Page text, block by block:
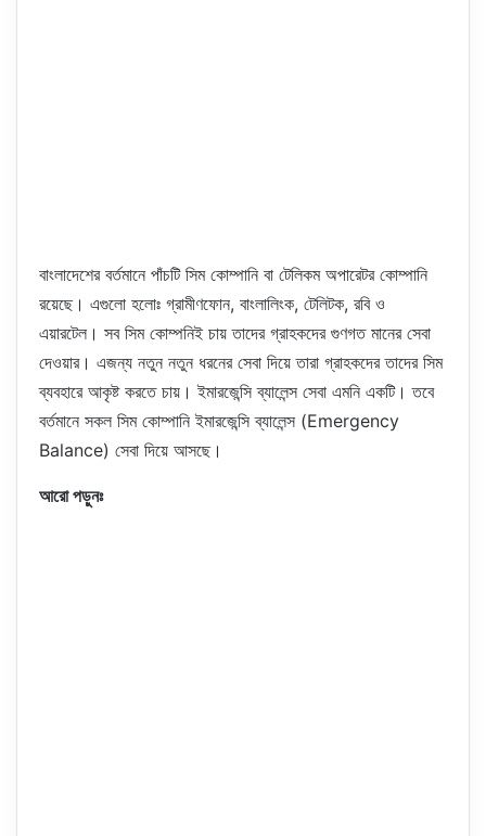
বাংলাদেশের বর্তমানে পাঁচটি সিম কোম্পানি বা টেলিকম অপারেটর কোম্পানি
রয়েছে। এগুলো হলোঃ গ্রামীণফোন, বাংলালিংক, টেলিটক, রবি ও
এয়ারটেল। সব সিম কোম্পনিই চায় তাদের গ্রাহকদের গুণগত মানের সেবা
দেওয়ার। এজন্য নতুন নতুন ধরনের সেবা দিয়ে তারা গ্রাহকদের তাদের সিম
ব্যবহারে আকৃষ্ট করতে চায়। ইমারজেন্সি ব্যালেন্স সেবা এমনি একটি। তবে
বর্তমানে সকল সিম কোম্পানি ইমারজেন্সি ব্যালেন্স (Emergency
Balance) সেবা দিয়ে আসছে।
আরো পড়ুনঃ